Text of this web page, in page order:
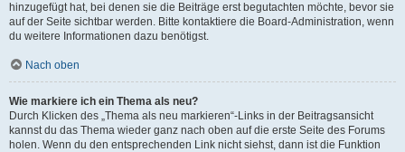
hinzugefügt hat, bei denen sie die Beiträge erst begutachten möchte, bevor sie
auf der Seite sichtbar werden. Bitte kontaktiere die Board-Administration, wenn
du weitere Informationen dazu benötigst.
Nach oben
Wie markiere ich ein Thema als neu?
Durch Klicken des „Thema als neu markieren“-Links in der Beitragsansicht
kannst du das Thema wieder ganz nach oben auf die erste Seite des Forums
holen. Wenn du den entsprechenden Link nicht siehst, dann ist die Funktion